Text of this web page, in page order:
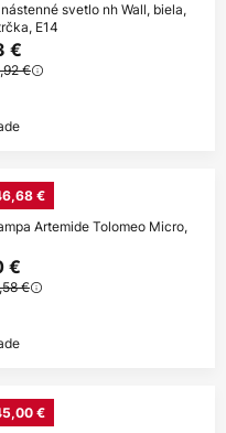
svetlo nh Wall, biela,
E14
€
€
€
Artemide Tolomeo Micro,
€
€
€